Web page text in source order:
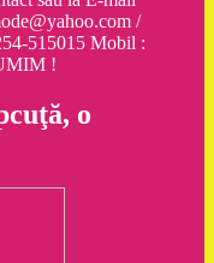
/
515015 Mobil :
!
o